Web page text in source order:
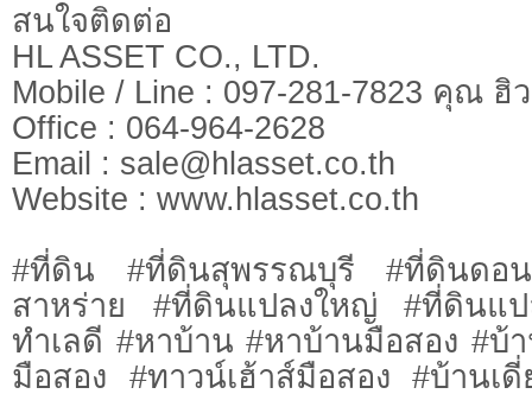
สนใจติดต่อ
HL ASSET CO., LTD.
Mobile / Line : 097-281-7823 คุณ ฮิว
Office : 064-964-2628
Email : sale@hlasset.co.th
Website : www.hlasset.co.th
#ที่ดิน #ที่ดินสุพรรณบุรี #ที่ดินดอ
สาหร่าย #ที่ดินแปลงใหญ่ #ที่ดินแป
ทำเลดี #หาบ้าน #หาบ้านมือสอง #บ้
มือสอง #ทาวน์เฮ้าส์มือสอง #บ้านเ